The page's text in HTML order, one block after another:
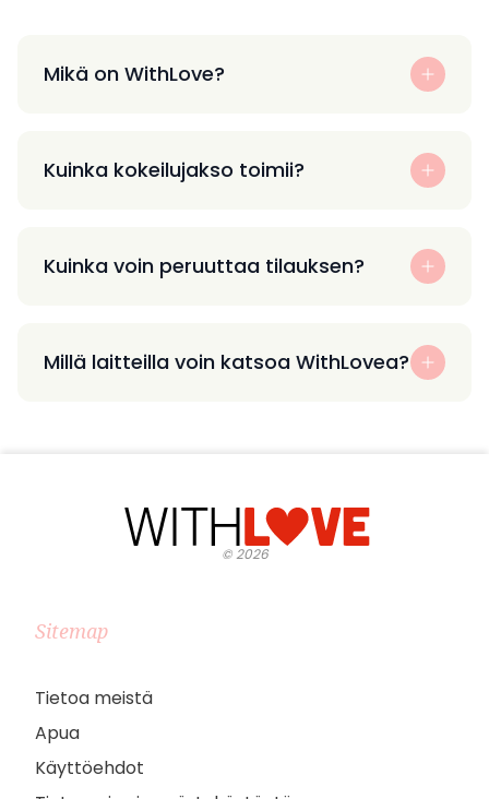
Mikä on WithLove?
Kuinka kokeilujakso toimii?
Kuinka voin peruuttaa tilauksen?
Millä laitteilla voin katsoa WithLovea?
©2026
Sitemap
Tietoa meistä
Apua
Käyttöehdot